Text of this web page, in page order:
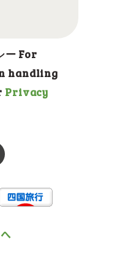
ー For
handling
Privacy